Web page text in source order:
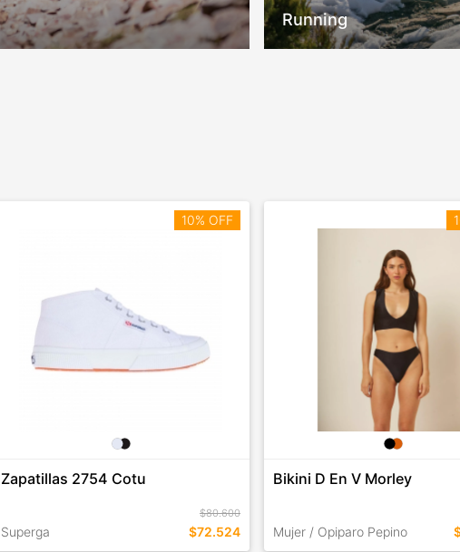
Running
10% OFF
Zapatillas 2754 Cotu
Superga $72.524
$80.600
Bikini D En V Morley
Mujer / Opiparo Pepino